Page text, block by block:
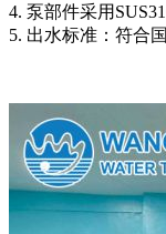
4. 泵部件采用
5. 出水标准：符合